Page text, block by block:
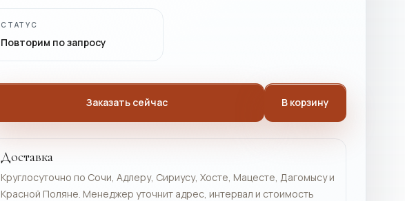
СТАТУС
Повторим по запросу
Заказать сейчас В корзину
Доставка
Круглосуточно по Сочи, Адлеру, Сириусу, Хосте, Мацесте, Дагомысу и
Красной Поляне. Менеджер уточнит адрес, интервал и стоимость